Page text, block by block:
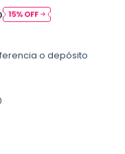
o depósito